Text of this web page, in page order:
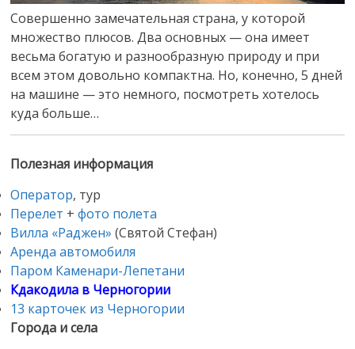
Совершенно замечательная страна, у которой
множество плюсов. Два основных — она имеет
весьма богатую и разнообразную природу и при
всем этом довольно компактна. Но, конечно, 5 дней
на машине — это немного, посмотреть хотелось
куда больше…
Полезная информация
Оператор, тур
Перелет +фото полета
Вилла «Раджен» (Святой Стефан)
Аренда автомобиля
Паром Каменари-Лепетани
Кдакодила в Черногории
13 карточек из Черногории
Города и села